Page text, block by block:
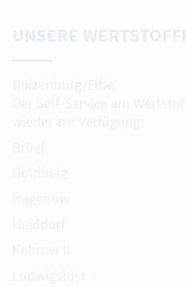
UNSERE
Boizenburg/Elbe
Der Self-Service am
wieder zur Verfügung!
Brüel
Goldberg
Hagenow
Heiddorf
Kobrow II
Ludwigslust